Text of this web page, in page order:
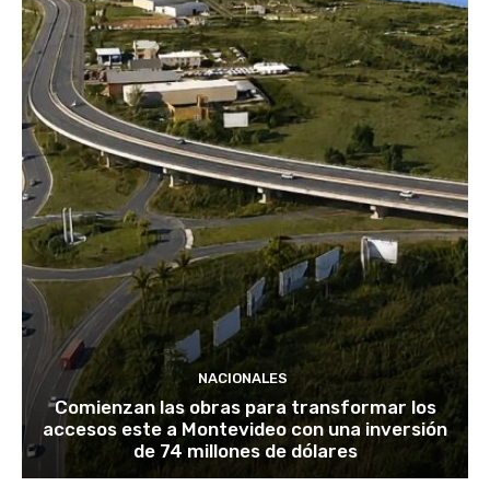
NACIONALES
Comienzan las obras para transformar los
accesos este a Montevideo con una inversión
de 74 millones de dólares